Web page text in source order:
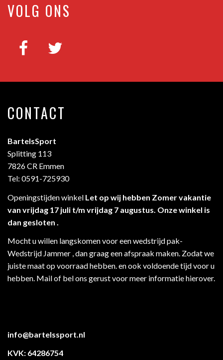
VOLG ONS
CONTACT
BartelsSport
Splitting 113
7826 CR Emmen
Tel: 0591-725930
Openingstijden winkel Let op wij hebben Zomer vakantie
van vrijdag 17 juli t/m vrijdag 7 augustus. Onze winkel is
dan gesloten .
Mocht u willen langskomen voor een wedstrijd pak-
Wedstrijd Jammer , dan graag een afspraak maken. Zodat we
juiste maat op voorraad hebben. en ook voldoende tijd voor u
hebben. Mail of bel ons gerust voor meer informatie hierover.
info@bartelssport.nl
KVK: 64286754